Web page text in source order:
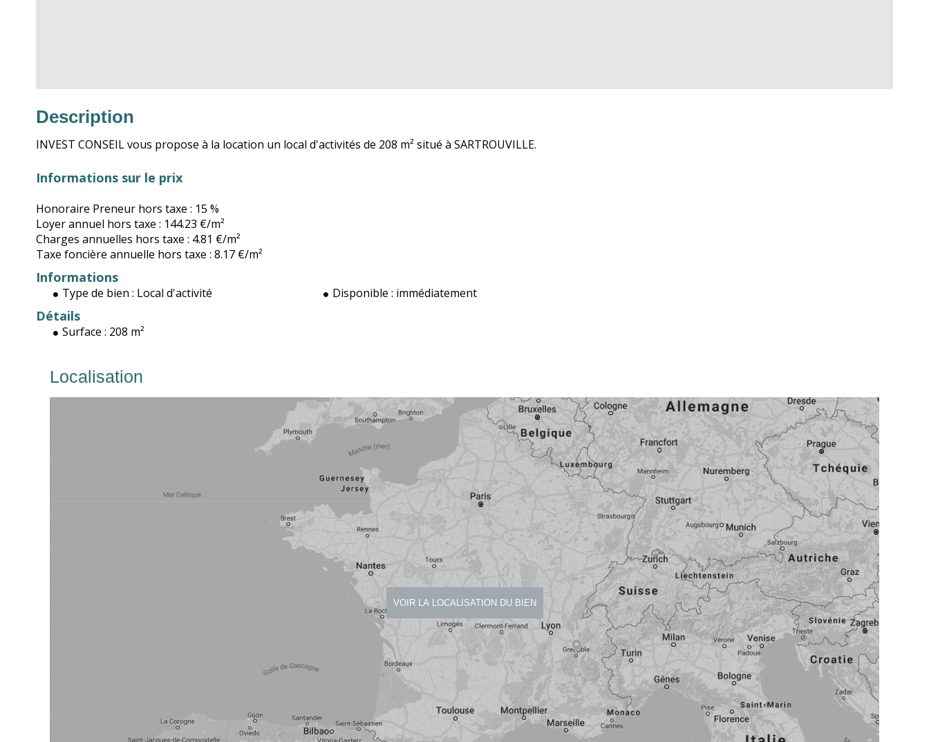
Description
INVEST CONSEIL vous propose à la location un local d'activités de 208 m² situé à SARTROUVILLE.
Informations sur le prix
Honoraire Preneur hors taxe : 15 %
Loyer annuel hors taxe : 144.23 €/m²
Charges annuelles hors taxe : 4.81 €/m²
Taxe foncière annuelle hors taxe : 8.17 €/m²
Informations
Type de bien : Local d'activité Disponible : immédiatement
Détails
Surface : 208 m²
Localisation